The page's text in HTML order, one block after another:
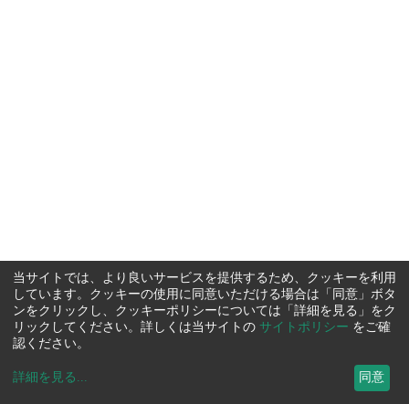
当サイトでは、より良いサービスを提供するため、クッキーを利用
しています。クッキーの使用に同意いただける場合は「同意」ボタ
ンをクリックし、クッキーポリシーについては「詳細を見る」をク
リックしてください。詳しくは当サイトの サイトポリシー をご確
認ください。
詳細を見る ... 同意